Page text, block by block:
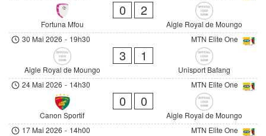
Fortuna Mfou
0 2
Aigle Royal de Moungo
MTN Elite One
30 Mai 2026 - 19h30
Aigle Royal de Moungo
3 1
Unisport Bafang
MTN Elite One
24 Mai 2026 - 14h30
Canon Sportif
0 0
Aigle Royal de Moungo
MTN Elite One
17 Mai 2026 - 14h00